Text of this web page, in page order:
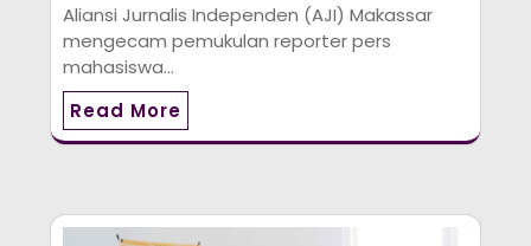
Aliansi Jurnalis Independen (AJI) Makassar
mengecam pemukulan reporter pers
mahasiswa…
Read More